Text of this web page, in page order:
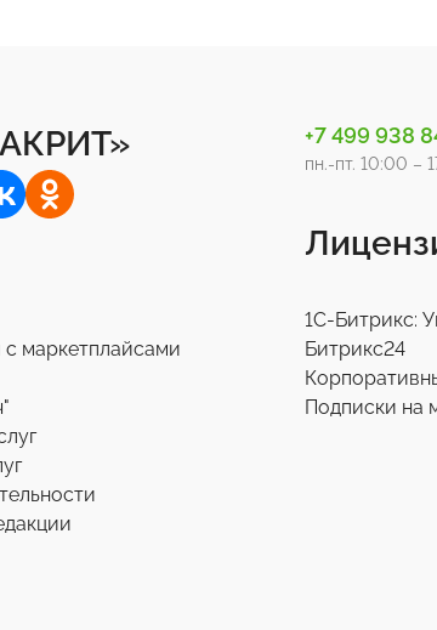
+7 499 938
пн.-пт. 10:00 –
маркетплайсами
1С-Битрикс:
Битрикс24
Подписки на